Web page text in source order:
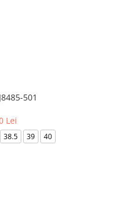
501
Lei
38.5 39
40